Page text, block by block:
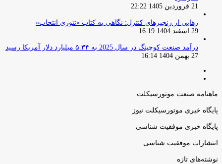
21 فروردین 1405 22:22
رهایی از زنجیرهای کنترل: نگاهی به کتاب «تئوری انتخاب»
29 اسفند 1404 16:19
درآمد صنعت کوچینگ در سال 2025 به ۵.۳۴ میلیارد دلار آمریکا رسید
27 بهمن 1404 16:14
ماهنامه صنعت موتورسیکلت
پایگاه خبری موتورسیکلت نیوز
پایگاه خبری موفقیت شناسی
انتشارات موفقیت شناسی
نوشته‌های تازه